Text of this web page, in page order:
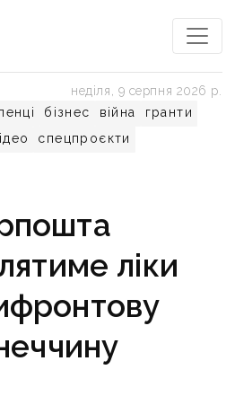
бізнес війна
гранти
спецпроєкти
неділя, 9 серпня 2026 р.
ліки